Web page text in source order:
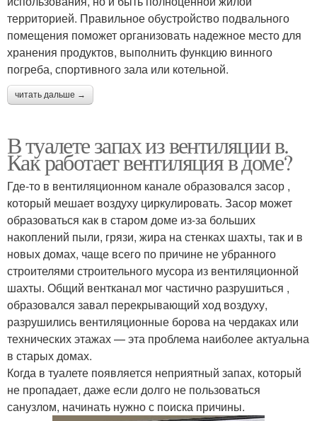
территорией. Правильное обустройство подвального
помещения поможет организовать надежное место для
хранения продуктов, выполнить функцию винного
погреба, спортивного зала или котельной.
читать дальше →
В туалете запах из вентиляции в.
Как работает вентиляция в доме?
Где-то в вентиляционном канале образовался засор ,
который мешает воздуху циркулировать. Засор может
образоваться как в старом доме из-за больших
накоплений пыли, грязи, жира на стенках шахты, так и в
новых домах, чаще всего по причине не убранного
строителями строительного мусора из вентиляционной
шахты. Общий вентканал мог частично разрушиться ,
образовался завал перекрывающий ход воздуху,
разрушились вентиляционные борова на чердаках или
технических этажах — эта проблема наиболее актуальна
в старых домах.
Когда в туалете появляется неприятный запах, который
не пропадает, даже если долго не пользоваться
санузлом, начинать нужно с поиска причины.